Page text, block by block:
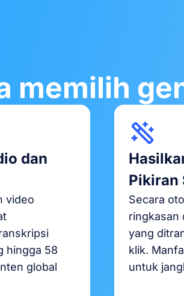
memilih
dan
video
hingga 58
global
Pikiran
Secara
ringkasan
yang
klik.
untuk